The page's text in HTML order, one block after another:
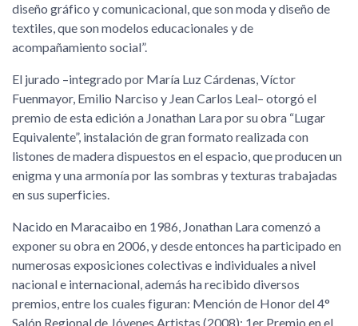
diseño gráfico y comunicacional, que son moda y diseño de
textiles, que son modelos educacionales y de
acompañamiento social .
El jurado –integrado por María Luz Cárdenas, Víctor
Fuenmayor, Emilio Narciso y Jean Carlos Leal– otorgó el
premio de esta edición a Jonathan Lara por su obra Lugar
Equivalente , instalación de gran formato realizada con
listones de madera dispuestos en el espacio, que producen un
enigma y una armonía por las sombras y texturas trabajadas
en sus superficies.
Nacido en Maracaibo en 1986, Jonathan Lara comenzó a
exponer su obra en 2006, y desde entonces ha participado en
numerosas exposiciones colectivas e individuales a nivel
nacional e internacional, además ha recibido diversos
premios, entre los cuales figuran: Mención de Honor del 4°
Salón Regional de Jóvenes Artistas (2008); 1er Premio en el